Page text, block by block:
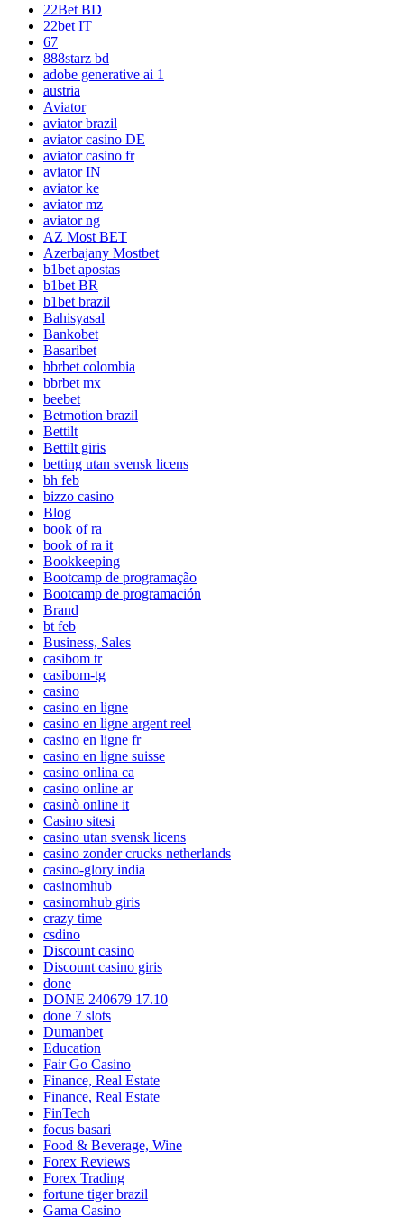
22Bet BD
22bet IT
67
888starz bd
adobe generative ai 1
austria
Aviator
aviator brazil
aviator casino DE
aviator casino fr
aviator IN
aviator ke
aviator mz
aviator ng
AZ Most BET
Azerbajany Mostbet
b1bet apostas
b1bet BR
b1bet brazil
Bahisyasal
Bankobet
Basaribet
bbrbet colombia
bbrbet mx
beebet
Betmotion brazil
Bettilt
Bettilt giris
betting utan svensk licens
bh feb
bizzo casino
Blog
book of ra
book of ra it
Bookkeeping
Bootcamp de programação
Bootcamp de programación
Brand
bt feb
Business, Sales
casibom tr
casibom-tg
casino
casino en ligne
casino en ligne argent reel
casino en ligne fr
casino en ligne suisse
casino onlina ca
casino online ar
casinò online it
Casino sitesi
casino utan svensk licens
casino zonder crucks netherlands
casino-glory india
casinomhub
casinomhub giris
crazy time
csdino
Discount casino
Discount casino giris
done
DONE 240679 17.10
done 7 slots
Dumanbet
Education
Fair Go Casino
Finance, Real Estate
Finance, Real Estate
FinTech
focus basari
Food & Beverage, Wine
Forex Reviews
Forex Trading
fortune tiger brazil
Gama Casino